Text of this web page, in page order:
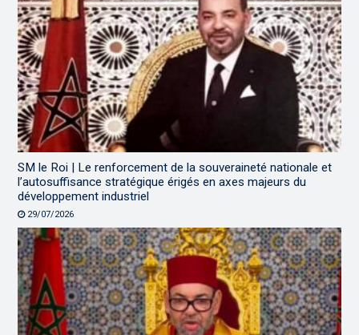
SM le Roi | Le renforcement de la souveraineté nationale et
l’autosuffisance stratégique érigés en axes majeurs du
développement industriel
29/07/2026